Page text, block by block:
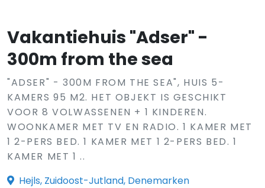
Vakantiehuis "Adser" -
300m from the sea
"ADSER" - 300M FROM THE SEA", HUIS 5-
KAMERS 95 M2. HET OBJEKT IS GESCHIKT
VOOR 8 VOLWASSENEN + 1 KINDEREN.
WOONKAMER MET TV EN RADIO. 1 KAMER MET
1 2-PERS BED. 1 KAMER MET 1 2-PERS BED. 1
KAMER MET 1 ..
Hejls, Zuidoost-Jutland, Denemarken